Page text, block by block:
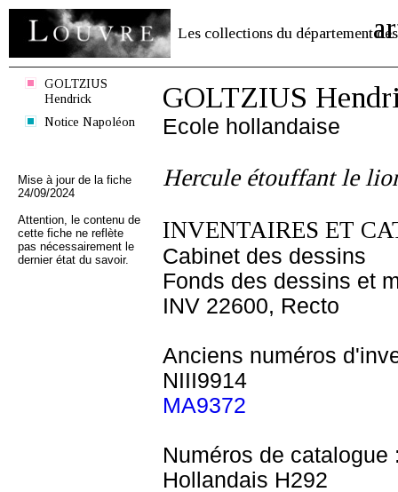
Les collections du département des
GOLTZIUS
Hendrick
Notice Napoléon
Mise à jour de la fiche
24/09/2024
Attention, le contenu de
cette fiche ne reflète
pas nécessairement le
dernier état du savoir.
GOLTZIUS
Ecole hollandaise
Hercule étouffant le
INVENTAIRES ET
Cabinet des dessins
Fonds des dessins et
INV 22600, Recto
Anciens numéros
NIII9914
MA9372
Numéros de catalogue
Hollandais H292